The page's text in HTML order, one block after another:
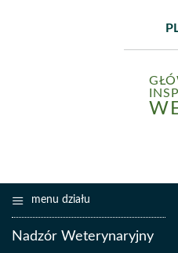
menu działu
Nadzór Weterynaryjny